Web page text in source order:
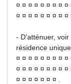
¤ ¤ ¤ ¤ ¤ ¤ ¤ ¤
¤ ¤ ¤ ¤ ¤ ¤ ¤ ¤ ¤
- D'atténuer,
résidence
¤ ¤ ¤ ¤ ¤ ¤ ¤ ¤
¤ ¤ ¤ ¤ ¤ ¤ ¤ ¤
¤ ¤ ¤ ¤ ¤ ¤ ¤ .